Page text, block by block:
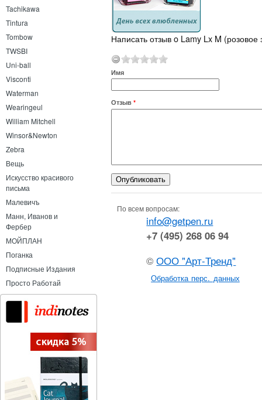
Tachikawa
Tintura
Tombow
TWSBI
Uni-ball
Visconti
Waterman
Wearingeul
William Mitchell
Winsor&Newton
Zebra
Вещь
Искусство красивого
письма
Малевичъ
Манн, Иванов и
Фербер
МОЙПЛАН
Поганка
Подписные Издания
Просто Работай
Написать отзыв o Lamy Lx M (розовое
Имя
Отзыв *
По всем вопросам:
info@getpen.ru
+7 (495) 268 06 94
©ООО "Арт-Тренд"
Обработка перс. данных